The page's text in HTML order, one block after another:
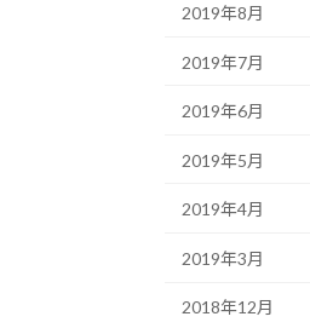
2019年8月
2019年7月
2019年6月
2019年5月
2019年4月
2019年3月
2018年12月